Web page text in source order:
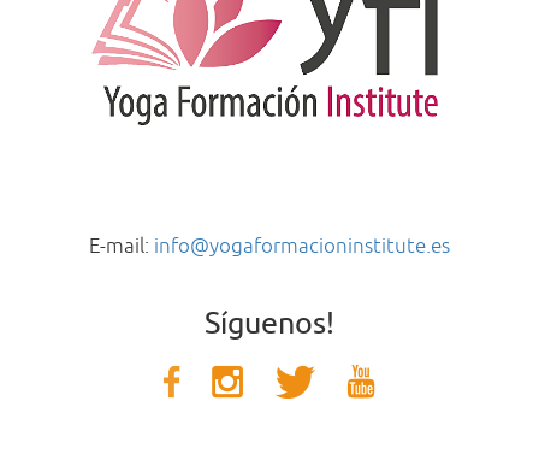
E-mail: info@yogaformacioninstitute.es
Síguenos!